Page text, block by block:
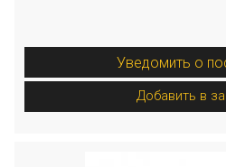
Уведомить о
Добавить в